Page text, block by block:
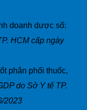
doanh dược số:
HCM cấp ngày
phân phối thuốc,
do Sở Y tế TP.
2023